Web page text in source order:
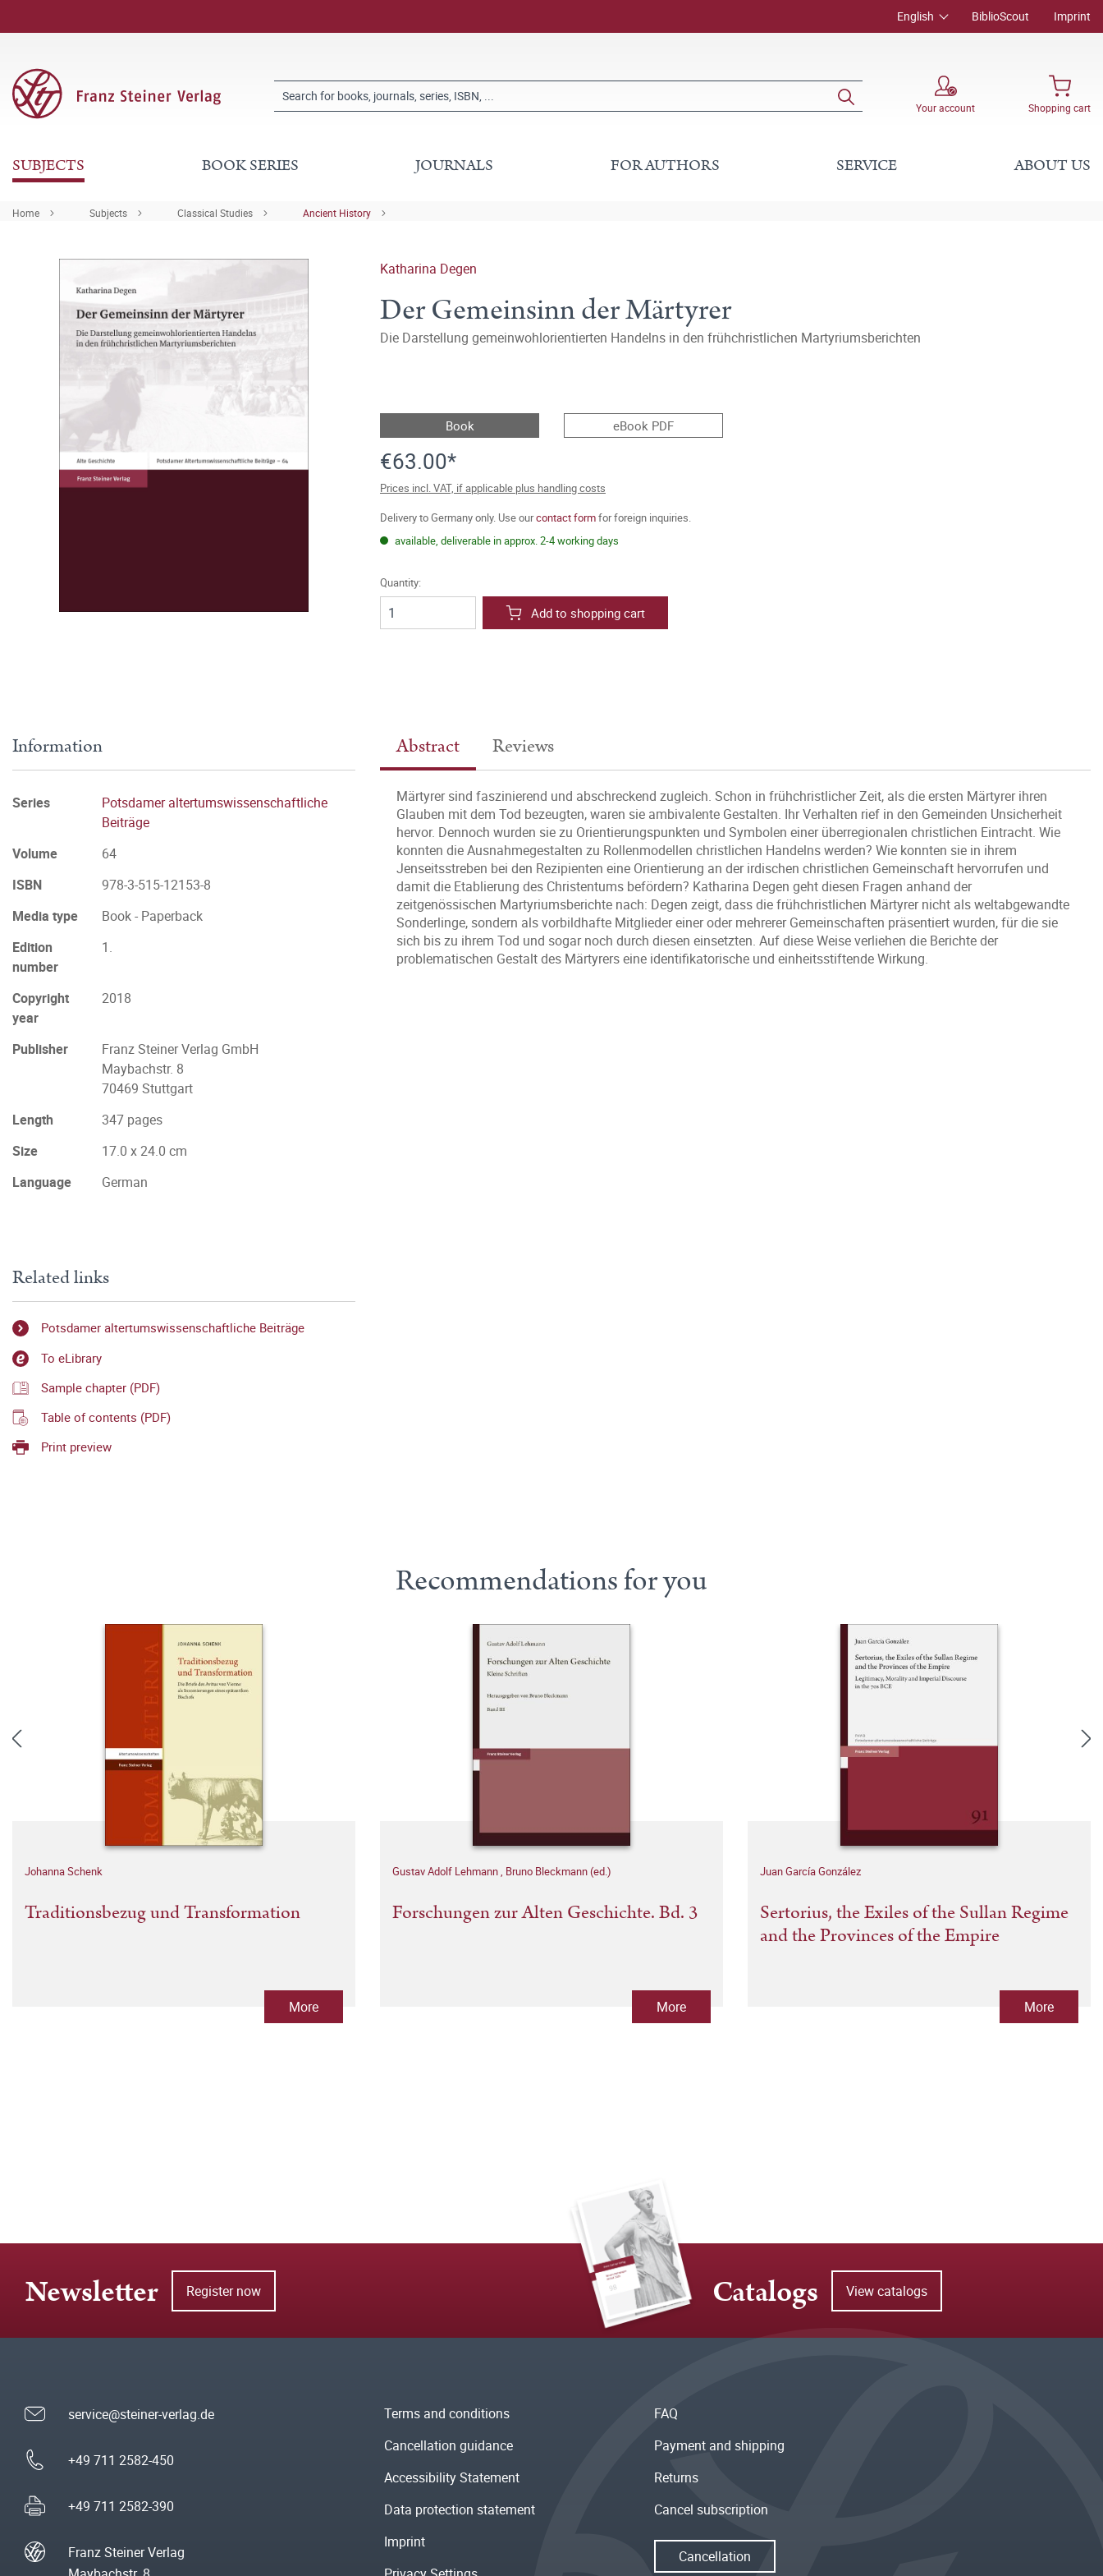
English BiblioScout Imprint
Your account Shopping cart
SUBJECTS BOOK SERIES JOURNALS FOR AUTHORS SERVICE ABOUT US
Home Subjects Classical Studies Ancient History
Katharina Degen
Der Gemeinsinn der Märtyrer
Die Darstellung gemeinwohlorientierten Handelns in den frühchristlichen Martyriumsberichten
Book eBook PDF
€63.00*
Prices incl. VAT, if applicable plus handling costs
Delivery to Germany only. Use ourcontact formfor foreign inquiries.
available, deliverable in approx. 2-4 working days
Quantity:
Add to shopping cart
Abstract Reviews
Märtyrer sind faszinierend und abschreckend zugleich. Schon in frühchristlicher Zeit, als die ersten Märtyrer ihren
Glauben mit dem Tod bezeugten, waren sie ambivalente Gestalten. Ihr Verhalten rief in den Gemeinden Unsicherheit
hervor. Dennoch wurden sie zu Orientierungspunkten und Symbolen einer überregionalen christlichen Eintracht. Wie
konnten die Ausnahmegestalten zu Rollenmodellen christlichen Handelns werden? Wie konnten sie in ihrem
Jenseitsstreben bei den Rezipienten eine Orientierung an der irdischen christlichen Gemeinschaft hervorrufen und
damit die Etablierung des Christentums befördern? Katharina Degen geht diesen Fragen anhand der
zeitgenössischen Martyriumsberichte nach: Degen zeigt, dass die frühchristlichen Märtyrer nicht als weltabgewandte
Sonderlinge, sondern als vorbildhafte Mitglieder einer oder mehrerer Gemeinschaften präsentiert wurden, für die sie
sich bis zu ihrem Tod und sogar noch durch diesen einsetzten. Auf diese Weise verliehen die Berichte der
problematischen Gestalt des Märtyrers eine identifikatorische und einheitsstiftende Wirkung.
Information
Series
Potsdamer altertumswissenschaftliche
Beiträge
Volume
64
ISBN
978-3-515-12153-8
Media type
Book - Paperback
Edition
number
1.
Copyright
year
2018
Publisher
Franz Steiner Verlag GmbH
Maybachstr. 8
70469 Stuttgart
Length
347 pages
Size
17.0 x 24.0 cm
Language
German
Related links
Potsdamer altertumswissenschaftliche Beiträge
To eLibrary
Sample chapter (PDF)
Table of contents (PDF)
Print preview
Recommendations for you
Johanna Schenk
Traditionsbezug und Transformation
More
Gustav Adolf Lehmann, Bruno Bleckmann (ed.)
Forschungen zur Alten Geschichte. Bd. 3
More
Juan García González
Sertorius, the Exiles of the Sullan Regime
and the Provinces of the Empire
More
Newsletter Register now Catalogs View catalogs
service@steiner-verlag.de
+49 711 2582-450
+49 711 2582-390
Franz Steiner Verlag
Terms and conditions
Cancellation guidance
Accessibility Statement
Data protection statement
Imprint
FAQ
Payment and shipping
Returns
Cancel subscription
Cancellation